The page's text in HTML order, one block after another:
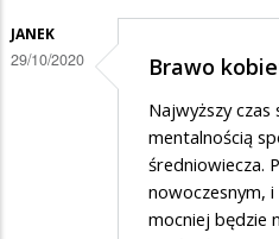
tego
JANEK
29/10/2020 Brawo
Najwyższy czas
mentalnością
średniowiecza.
nowoczesnym,
mocniej będzie